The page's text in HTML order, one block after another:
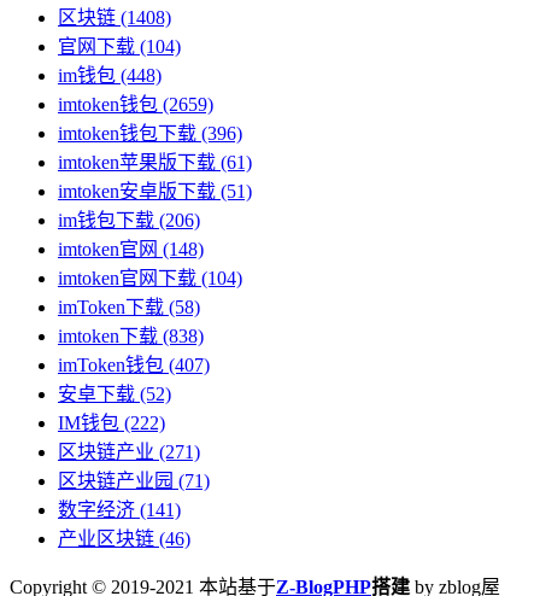
区块链 (1408)
官网下载 (104)
im钱包 (448)
imtoken钱包 (2659)
imtoken钱包下载 (396)
imtoken苹果版下载 (61)
imtoken安卓版下载 (51)
im钱包下载 (206)
imtoken官网 (148)
imtoken官网下载 (104)
imToken下载 (58)
imtoken下载 (838)
imToken钱包 (407)
安卓下载 (52)
IM钱包 (222)
区块链产业 (271)
区块链产业园 (71)
数字经济 (141)
产业区块链 (46)
Copyright © 2019-2021 本站基于Z-BlogPHP搭建 by zblog屋